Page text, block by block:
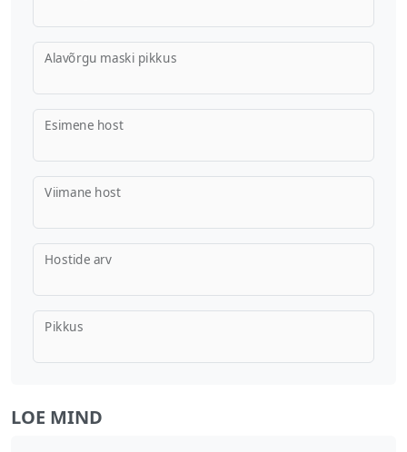
Alavõrgu maski pikkus
Esimene host
Viimane host
Hostide arv
Pikkus
LOE MIND